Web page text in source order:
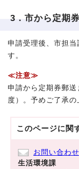
3．市から定期
申請受理後、市担当
す。
≪注意≫
申請から定期券郵
度）。予めご了承の
このページに関
お問い合わ
生活環境課